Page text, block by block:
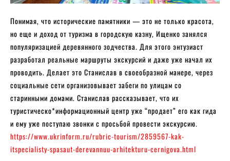
Понимая, что исторические памятники — это не только красота,
но еще и доход от туризма в городскую казну, Ищенко занялся
популяризацией деревянного зодчества. Для этого энтузиаст
разработал реальные маршруты экскурсий и даже уже начал их
проводить. Делает это Станислав в своеобразной манере, через
социальные сети организовывает забеги по улицам со
старинными домами. Станислав рассказывает, что их
туристическо*информационный центр уже “продает” его как гида
и ему уже поступаю звонки с просьбой провести экскурсию.
https://www.ukrinform.ru/rubric-tourism/2859567-kak-
itspecialisty-spasaut-derevannuu-arhitekturu-cernigova.html